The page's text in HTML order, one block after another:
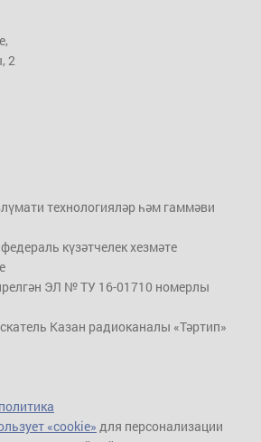
2
технологияләр һәм гаммәви
күзәтчелек хезмәте
ЭЛ № ТУ 16-01710 номерлы
Казан радиоканалы «Тәртип»
«cookie» для персонализации